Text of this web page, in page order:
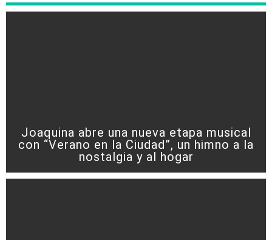
Joaquina abre una nueva etapa musical
con “Verano en la Ciudad”, un himno a la
nostalgia y al hogar